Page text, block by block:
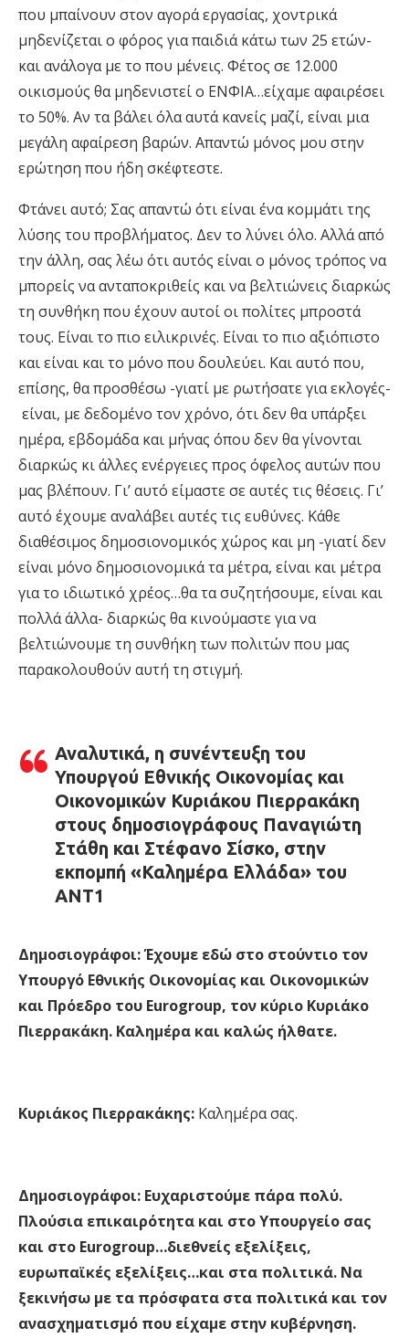
που μπαίνουν στον αγορά εργασίας, χοντρικά
μηδενίζεται ο φόρος για παιδιά κάτω των 25 ετών-
και ανάλογα με το που μένεις. Φέτος σε 12.000
οικισμούς θα μηδενιστεί ο ΕΝΦΙΑ…είχαμε αφαιρέσει
το 50%. Αν τα βάλει όλα αυτά κανείς μαζί, είναι μια
μεγάλη αφαίρεση βαρών. Απαντώ μόνος μου στην
ερώτηση που ήδη σκέφτεστε.
Φτάνει αυτό; Σας απαντώ ότι είναι ένα κομμάτι της
λύσης του προβλήματος. Δεν το λύνει όλο. Αλλά από
την άλλη, σας λέω ότι αυτός είναι ο μόνος τρόπος να
μπορείς να ανταποκριθείς και να βελτιώνεις διαρκώς
τη συνθήκη που έχουν αυτοί οι πολίτες μπροστά
τους. Είναι το πιο ειλικρινές. Είναι το πιο αξιόπιστο
και είναι και το μόνο που δουλεύει. Και αυτό που,
επίσης, θα προσθέσω -γιατί με ρωτήσατε για εκλογές-
είναι, με δεδομένο τον χρόνο, ότι δεν θα υπάρξει
ημέρα, εβδομάδα και μήνας όπου δεν θα γίνονται
διαρκώς κι άλλες ενέργειες προς όφελος αυτών που
μας βλέπουν. Γι’ αυτό είμαστε σε αυτές τις θέσεις. Γι’
αυτό έχουμε αναλάβει αυτές τις ευθύνες. Κάθε
διαθέσιμος δημοσιονομικός χώρος και μη -γιατί δεν
είναι μόνο δημοσιονομικά τα μέτρα, είναι και μέτρα
για το ιδιωτικό χρέος…θα τα συζητήσουμε, είναι και
πολλά άλλα- διαρκώς θα κινούμαστε για να
βελτιώνουμε τη συνθήκη των πολιτών που μας
παρακολουθούν αυτή τη στιγμή.
Αναλυτικά, η συνέντευξη του
Υπουργού Εθνικής Οικονομίας και
Οικονομικών Κυριάκου Πιερρακάκη
στους δημοσιογράφους Παναγιώτη
Στάθη και Στέφανο Σίσκο, στην
εκπομπή «Καλημέρα Ελλάδα» του
ΑΝΤ1
Δημοσιογράφοι: Έχουμε εδώ στο στούντιο τον
Υπουργό Εθνικής Οικονομίας και Οικονομικών
και Πρόεδρο του Eurogroup, τον κύριο Κυριάκο
Πιερρακάκη. Καλημέρα και καλώς ήλθατε.
Κυριάκος Πιερρακάκης: Καλημέρα σας.
Δημοσιογράφοι: Ευχαριστούμε πάρα πολύ.
Πλούσια επικαιρότητα και στο Υπουργείο σας
και στο Eurogroup…διεθνείς εξελίξεις,
ευρωπαϊκές εξελίξεις…και στα πολιτικά. Να
ξεκινήσω με τα πρόσφατα στα πολιτικά και τον
ανασχηματισμό που είχαμε στην κυβέρνηση.